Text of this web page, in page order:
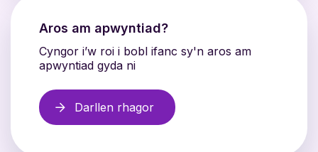
Aros am apwyntiad?
Cyngor i’w roi i bobl ifanc sy'n aros am
apwyntiad gyda ni
Darllen rhagor